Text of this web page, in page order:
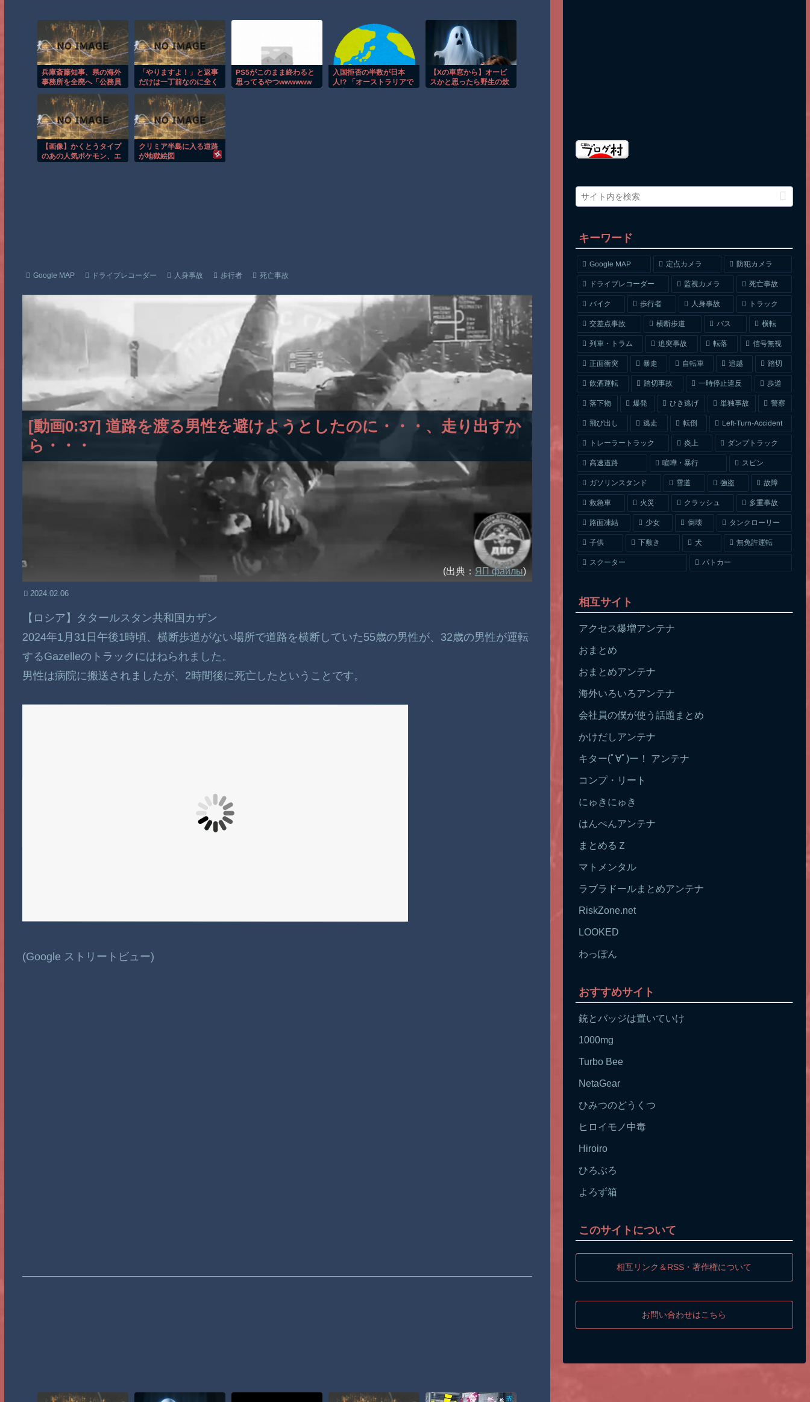
ライナ。
【動画】逃げる判断はやっ！埼玉でスマホ運転のプリウスに当
て逃げされる車載。
渡邊渚さん「私がPTSDと診断された当時、世間はまだPTSDと
いう言葉は浸透されていませんでした」
兵庫斎藤知事、県の海外
事務所を全廃へ「公務員
だけ」 [963243619]
「やりますよ！」と返事
だけは一丁前なのに全く
促しても放置→引き取ろ
うとすると「申し訳ない
からやる」と拒否…やる
気ないなら引き受けるな
よ・・・
PS5がこのまま終わると
思ってるやつwwwwww
入国拒否の半数が日本
人!? 「オーストラリアで
【Xの車窓から】オービ
スかと思ったら野生の炊
【画像】かくとうタイプ
のあの人気ポケモン、エ
クリミア半島に入る道路
が地獄絵図
Google MAP ドライブレコーダー 人身事故 歩行者 死亡事故
[動画0:37] 道路を渡る男性を避けようとしたのに・・・、走り出すか
ら・・・
(出典： ЯП файлы)
2024.02.06
【ロシア】タタールスタン共和国カザン
2024年1月31日午後1時頃、横断歩道がない場所で道路を横断していた55歳の男性が、32歳の男性が運転
するGazelleのトラックにはねられました。
男性は病院に搬送されましたが、2時間後に死亡したということです。
(Google ストリートビュー)
キーワード
Google MAP 定点カメラ 防犯カメラ
ドライブレコーダー 監視カメラ 死亡事故
バイク 歩行者 人身事故 トラック
交差点事故 横断歩道 バス 横転
列車・トラム 追突事故 転落 信号無視
正面衝突 暴走 自転車 追越 踏切
飲酒運転 踏切事故 一時停止違反 歩道
落下物 爆発 ひき逃げ 単独事故 警察
飛び出し 逃走 転倒 Left-Turn-Accident
トレーラートラック 炎上 ダンプトラック
高速道路 喧嘩・暴行 スピン
ガソリンスタンド 雪道 強盗 故障
救急車 火災 クラッシュ 多重事故
路面凍結 少女 倒壊 タンクローリー
子供 下敷き 犬 無免許運転
スクーター パトカー
相互サイト
アクセス爆増アンテナ
おまとめ
おまとめアンテナ
海外いろいろアンテナ
会社員の僕が使う話題まとめ
かけだしアンテナ
キター(ﾟ∀ﾟ)ー！ アンテナ
コンプ・リート
にゅきにゅき
はんぺんアンテナ
まとめるＺ
マトメンタル
ラブラドールまとめアンテナ
RiskZone.net
LOOKED
わっぽん
おすすめサイト
銃とバッジは置いていけ
1000mg
Turbo Bee
NetaGear
ひみつのどうくつ
ヒロイモノ中毒
Hiroiro
ひろぶろ
よろず箱
このサイトについて
相互リンク＆RSS・著作権について
お問い合わせはこちら